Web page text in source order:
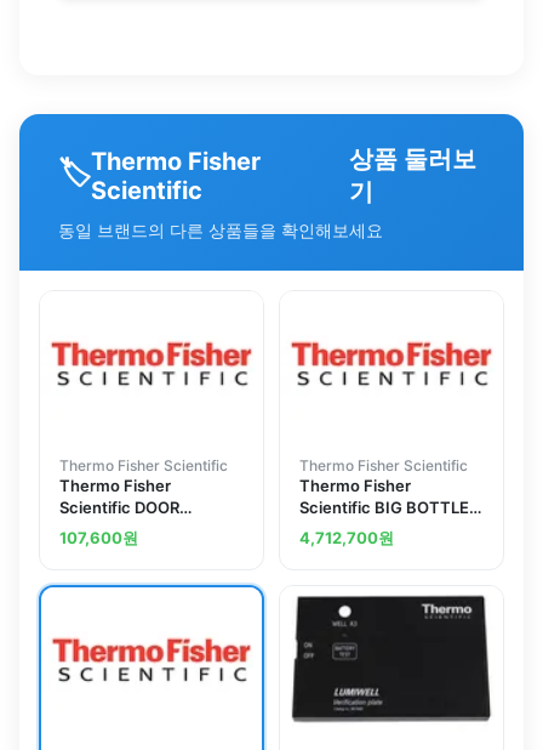
🏷️Thermo Fisher
Scientific
상품 둘러보
기
동일 브랜드의 다른 상품들을 확인해보세요
Thermo Fisher Scientific
Thermo Fisher
Scientific DOOR
HANDLE L
107,600원
Thermo Fisher Scientific
Thermo Fisher
Scientific BIG BOTTLE
UPGRADE KIT
4,712,700원